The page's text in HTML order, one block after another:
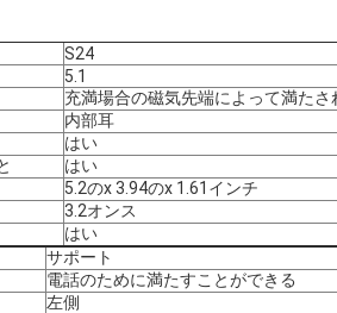
S24
5.1
充満場合の磁気先端によって満たさ
内部耳
はい
はい
5.2のx 3.94のx 1.61インチ
3.2オンス
はい
サポート
電話のために満たすことができる
左側